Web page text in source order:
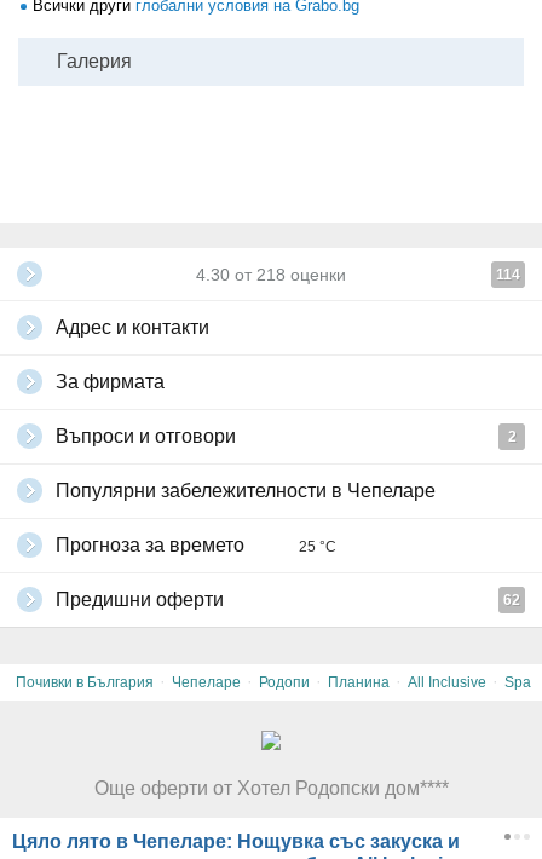
Всички други глобални условия на Grabo.bg
Галерия
4.30 от 218 оценки 114
Адрес и контакти
За фирмата
Въпроси и отговори 2
Популярни забележителности в Чепеларе
Прогноза за времето 25 °C
Предишни оферти 62
Почивки в България · Чепеларе · Родопи · Планина · All Inclusive · Spa
Още оферти от Хотел Родопски дом****
Цяло лято в Чепеларе: Нощувка със закуска и